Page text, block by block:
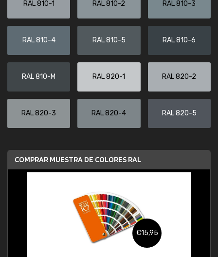
RAL 810-1 RAL 810-2 RAL 810-3
RAL 810-4 RAL 810-5 RAL 810-6
RAL 810-M RAL 820-1 RAL 820-2
RAL 820-3 RAL 820-4 RAL 820-5
COMPRAR MUESTRA DE COLORES RAL
€15,95